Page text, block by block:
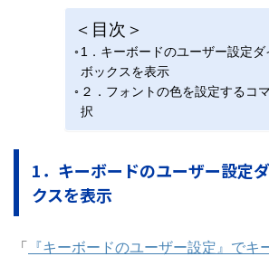
＜目次＞
1．キーボードのユーザー設定ダ
ボックスを表示
２．フォントの色を設定するコ
択
1．キーボードのユーザー設定
クスを表示
「
『キーボードのユーザー設定』でキ